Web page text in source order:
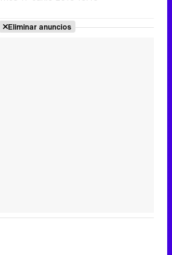
Eliminar anuncios